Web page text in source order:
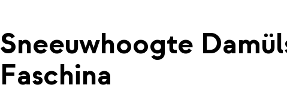
Sneeuwhoogte
Faschina